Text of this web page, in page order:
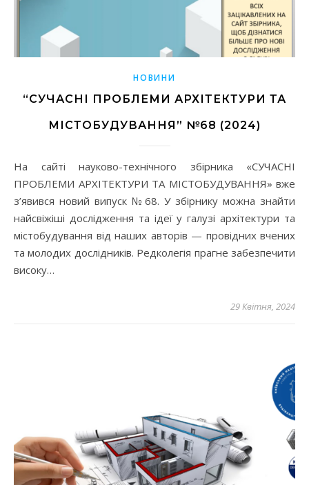
НОВИНИ
“СУЧАСНІ ПРОБЛЕМИ АРХІТЕКТУРИ ТА
МІСТОБУДУВАННЯ” №68 (2024)
На сайті науково-технічного збірника «СУЧАСНІ
ПРОБЛЕМИ АРХІТЕКТУРИ ТА МІСТОБУДУВАННЯ» вже
з’явився новий випуск №68. У збірнику можна знайти
найсвіжіші дослідження та ідеї у галузі архітектури та
містобудування від наших авторів — провідних вчених
та молодих дослідників. Редколегія прагне забезпечити
високу…
29 Квітня, 2024